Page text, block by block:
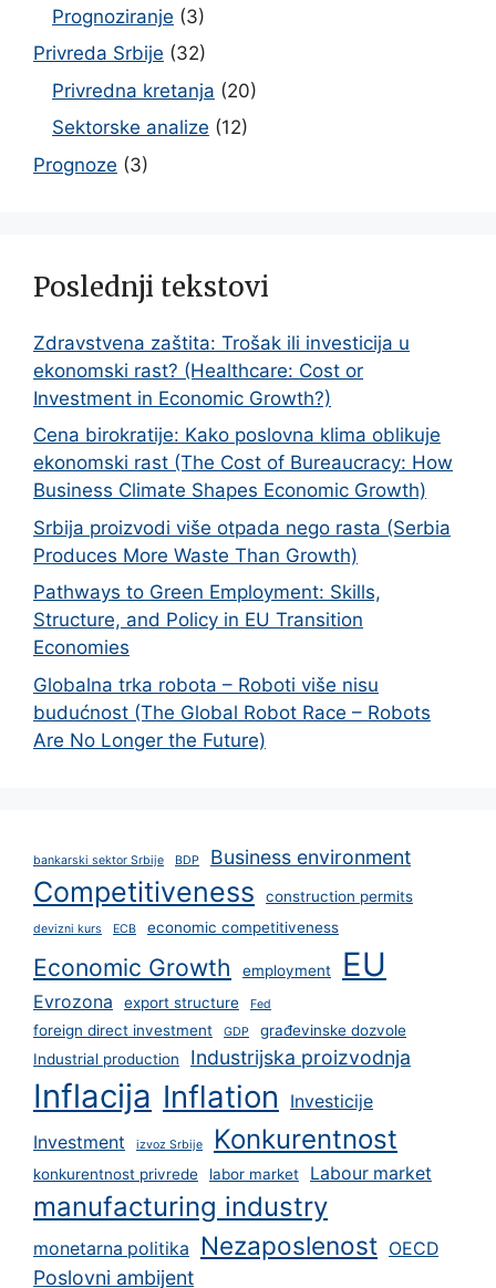
Prognoziranje (3)
Privreda Srbije (32)
Privredna kretanja (20)
Sektorske analize (12)
Prognoze (3)
Poslednji tekstovi
Zdravstvena zaštita: Trošak ili investicija u
ekonomski rast? (Healthcare: Cost or
Investment in Economic Growth?)
Cena birokratije: Kako poslovna klima oblikuje
ekonomski rast (The Cost of Bureaucracy: How
Business Climate Shapes Economic Growth)
Srbija proizvodi više otpada nego rasta (Serbia
Produces More Waste Than Growth)
Pathways to Green Employment: Skills,
Structure, and Policy in EU Transition
Economies
Globalna trka robota – Roboti više nisu
budućnost (The Global Robot Race – Robots
Are No Longer the Future)
bankarski sektor Srbije BDP Business environment
Competitiveness construction permits
devizni kurs ECB economic competitiveness
Economic Growth employment EU
Evrozona export structure Fed
foreign direct investment GDP
građevinske dozvole
Industrial production
Industrijska proizvodnja
Inflacija Inflation
Investicije
Investment
izvoz Srbije Konkurentnost
konkurentnost privrede labor market Labour market
manufacturing industry
monetarna politika Nezaposlenost OECD
Poslovni ambijent